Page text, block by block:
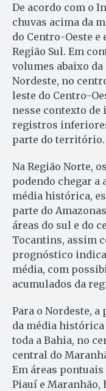
De acordo com o
chuvas acima da
do Centro-Oeste e
Região Sul. Em
volumes abaixo
Nordeste, no
leste do Centro-
nesse contexto
registros
parte do território.
Na Região Norte,
podendo chegar a
média histórica,
parte do
áreas do sul e do
Tocantins, assim
prognóstico
média, com
acumulados da
Para o Nordeste,
da média
toda a Bahia, no
central do
Em áreas pontuais
Piauí e Maranhão,